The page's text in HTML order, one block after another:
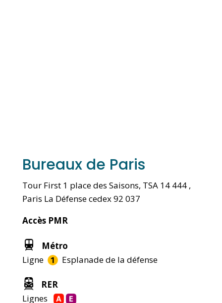
Bureaux de Paris
Tour First 1 place des Saisons, TSA 14 444 ,
Paris La Défense cedex 92 037
Accès PMR
Métro
Ligne
Esplanade de la défense
RER
Lignes